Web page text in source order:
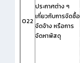
O22
ประกาศต่าง ๆ
เกี่ยวกับการจัดซื้อ
จัดจ้าง หรือการ
จัดหาพัสดุ